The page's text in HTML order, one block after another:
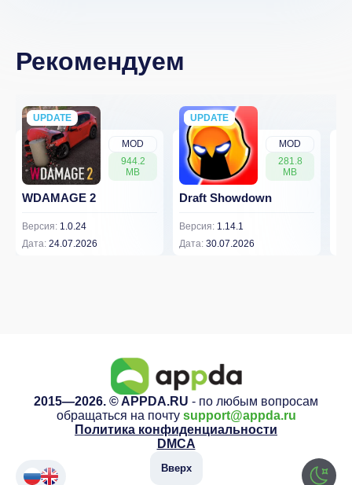
Рекомендуем
MOD
944.2
MB
UPDATE
NEW
WDAMAGE 2
Версия: 1.0.24
Дата: 24.07.2026
MOD
281.8
MB
UPDATE
NEW
Draft Showdown
Версия: 1.14.1
Дата: 30.07.2026
2015—2026. © APPDA.RU - по любым вопросам
обращаться на почту support@appda.ru
Политика конфиденциальности
DMCA
Вверх